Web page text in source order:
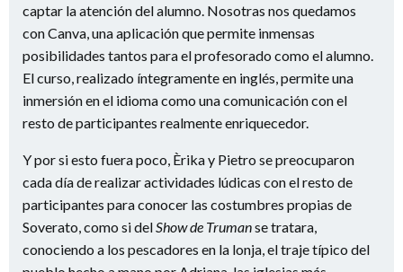
captar la atención del alumno. Nosotras nos quedamos
con Canva, una aplicación que permite inmensas
posibilidades tantos para el profesorado como el alumno.
El curso, realizado íntegramente en inglés, permite una
inmersión en el idioma como una comunicación con el
resto de participantes realmente enriquecedor.
Y por si esto fuera poco, Èrika y Pietro se preocuparon
cada día de realizar actividades lúdicas con el resto de
participantes para conocer las costumbres propias de
Soverato, como si del Show de Trumanse tratara,
conociendo a los pescadores en la lonja, el traje típico del